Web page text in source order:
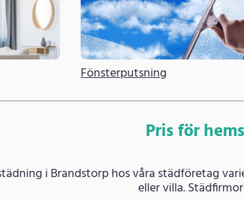
Fönsterputsning
Pris för
i Brandstorp hos våra städföretag
eller villa.